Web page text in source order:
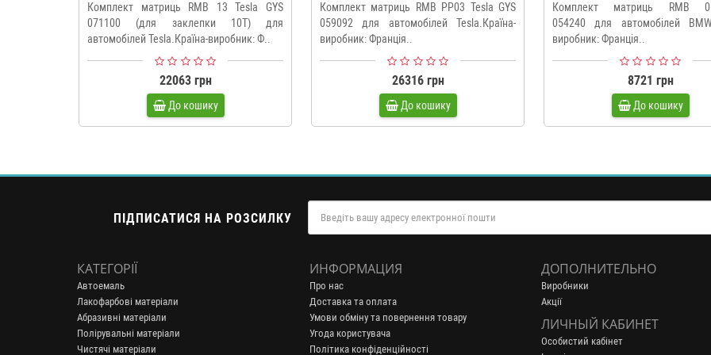
Комплект матриць RMB 13 Tesla GYS
071100 (для заклепки 10T) для
автомобілей Tesla.Країна-виробник: Ф..
22063 грн
До кошику
Комплект матриць RMB PP03 Tesla GYS
059092 для автомобілей Tesla.Країна-
виробник: Франція..
26316 грн
До кошику
Комплект матриць RMB
054240 для автомобілей
виробник: Франція..
8721 грн
До кошику
ПІДПИСАТИСЯ НА РОЗСИЛКУ
КАТЕГОРІЇ
Автоемаль
Лакофарбові матеріали
Абразивні матеріали
Полірувальні матеріали
Чистячі матеріали
ИНФОРМАЦИЯ
Про нас
Доставка та оплата
Умови обміну та повернення товару
Угода користувача
Політика конфіденційності
ДОПОЛНИТЕЛЬНО
Виробники
Акції
ЛИЧНЫЙ КАБИНЕТ
Особистий кабінет